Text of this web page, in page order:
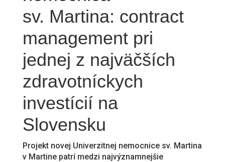
sv. Martina: contract
management pri
jednej z najväčších
zdravotníckych
investícií na
Slovensku
Projekt novej Univerzitnej nemocnice sv. Martina
v Martine patrí medzi najvýznamnejšie